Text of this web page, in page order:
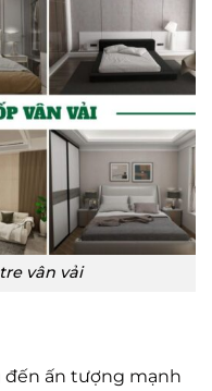
vân vải
đến ấn tượng mạnh